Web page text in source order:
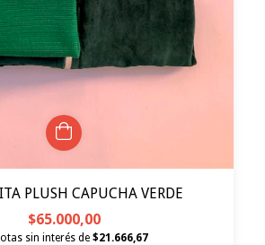
PLUSH CAPUCHA VERDE
$65.000,00
sin interés de $21.666,67